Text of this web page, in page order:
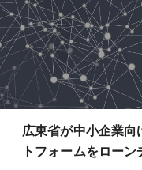
広東省が中小企業向
トフォームをロー